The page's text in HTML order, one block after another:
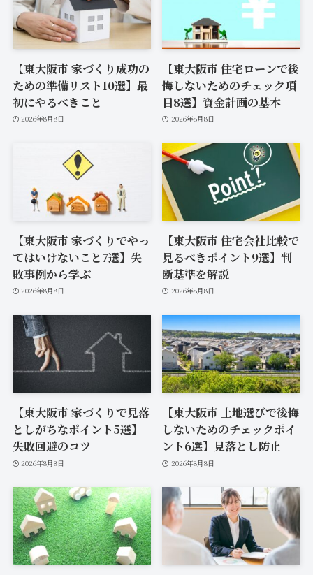
【東大阪市 家づくり成功の
ための準備リスト10選】最
初にやるべきこと
2026年8月8日
【東大阪市 住宅ローンで後
悔しないためのチェック項
目8選】資金計画の基本
2026年8月8日
【東大阪市 家づくりでやっ
てはいけないこと7選】失
敗事例から学ぶ
2026年8月8日
【東大阪市 住宅会社比較で
見るべきポイント9選】判
断基準を解説
2026年8月8日
【東大阪市 家づくりで見落
としがちなポイント5選】
失敗回避のコツ
2026年8月8日
【東大阪市 土地選びで後悔
しないためのチェックポイ
ント6選】見落とし防止
2026年8月8日